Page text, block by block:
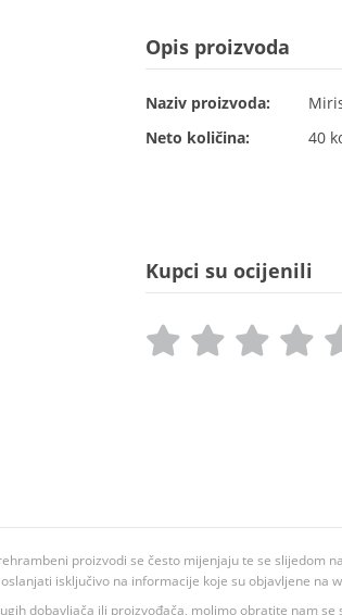
Opis proizvoda
Naziv proizvoda:
Neto količina:
40
Kupci su ocijenili
proizvodi se često mijenjaju te se slijedom
isključivo na informacije koje su objavljene na
dobavljača ili proizvođača, molimo obratite nam se